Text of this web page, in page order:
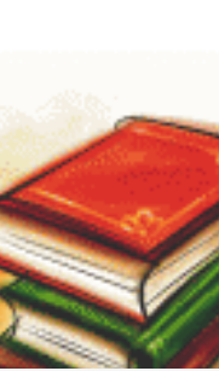
rok
szkolny
do
zakupienia
przez
rodziców